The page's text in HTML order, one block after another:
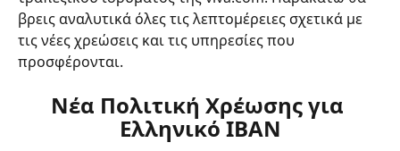
βρεις αναλυτικά όλες τις λεπτομέρειες σχετικά με
τις νέες χρεώσεις και τις υπηρεσίες που
προσφέρονται.
Νέα Πολιτική Χρέωσης για
Ελληνικό IBAN